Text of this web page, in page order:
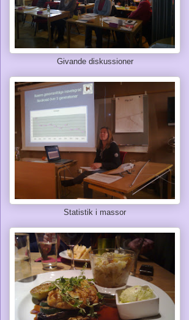
Givande diskussioner
Statistik i massor